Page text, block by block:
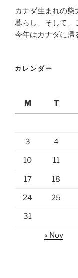
カナダ生まれの
暮らし、そして、
今年はカナダに帰
カレンダー
M
T
3 4
10 11
17 18
24 25
31
« Nov